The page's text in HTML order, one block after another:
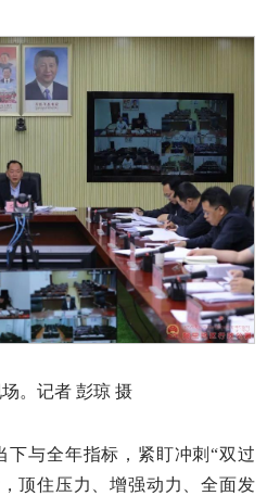
。记者 彭琼 摄
下与全年指标，紧盯冲刺“双过
顶住压力、增强动力、全面发